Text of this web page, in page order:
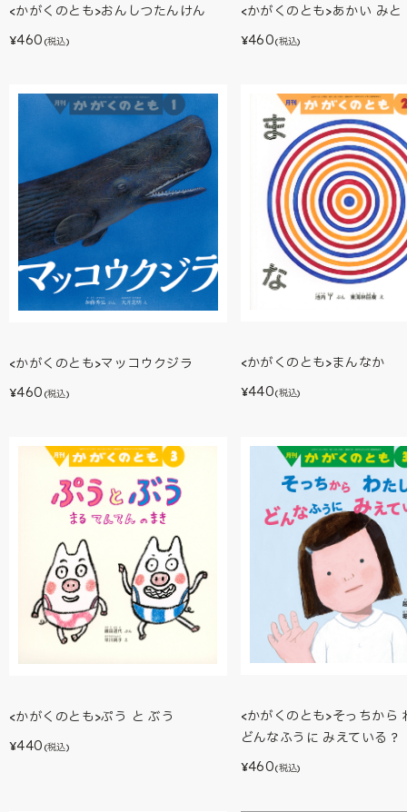
<かがくのとも>おんしつたんけん
¥460 (税込)
<かがくのとも>あかい みと
¥460(税込)
<かがくのとも>マッコウクジラ
¥460 (税込)
<かがくのとも>まんなか
¥440(税込)
<かがくのとも>ぷう と ぶう
¥440 (税込)
<かがくのとも>そっちから
どんなふうに みえている？
¥460(税込)